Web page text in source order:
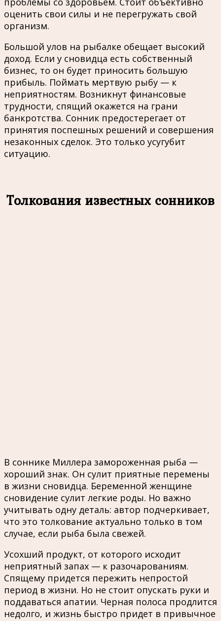
оценить свои силы и не перегружать свой
организм.
Большой улов на рыбалке обещает высокий
доход. Если у сновидца есть собственный
бизнес, то он будет приносить большую
прибыль. Поймать мертвую рыбу — к
неприятностям. Возникнут финансовые
трудности, спящий окажется на грани
банкротства. Сонник предостерегает от
принятия поспешных решений и совершения
незаконных сделок. Это только усугубит
ситуацию.
Толкования известных сонников
В соннике Миллера замороженная рыба —
хороший знак. Он сулит приятные перемены
в жизни сновидца. Беременной женщине
сновидение сулит легкие роды. Но важно
учитывать одну деталь: автор подчеркивает,
что это толкование актуально только в том
случае, если рыба была свежей.
Усохший продукт, от которого исходит
неприятный запах — к разочарованиям.
Спящему придется пережить непростой
период в жизни. Но не стоит опускать руки и
поддаваться апатии. Черная полоса продлится
недолго, и жизнь быстро придет в привычное